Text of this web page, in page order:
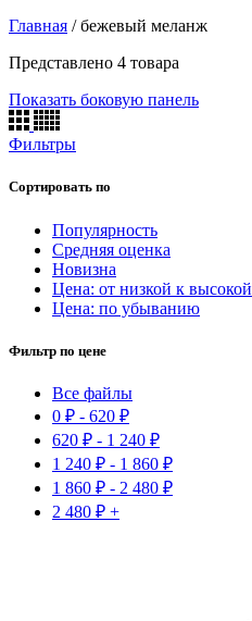
Главная /бежевый меланж
Представлено 4 товара
Показать боковую панель
Фильтры
Сортировать по
Популярность
Средняя оценка
Новизна
Цена: от низкой к высокой
Цена: по убыванию
Фильтр по цене
Все файлы
0 ₽ - 620 ₽
620 ₽ - 1 240 ₽
1 240 ₽ - 1 860 ₽
1 860 ₽ - 2 480 ₽
2 480 ₽ +